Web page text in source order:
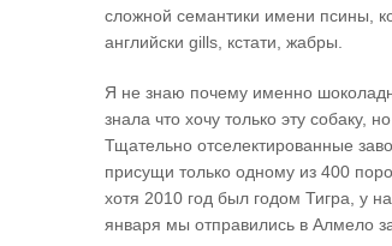
сложной семантики имени псины,
английски gills, кстати, жабры.
Я не знаю почему именно
знала что хочу только эту собаку,
Тщательно отселектированные
присущи только одному из 400
хотя 2010 год был годом Тигра, у
января мы отправились в Алмело